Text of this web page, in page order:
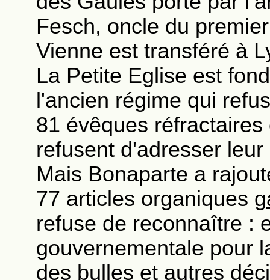
Fesch, oncle du
Vienne est transféré à
La Petite Eglise est
l'ancien régime qui
81 évêques
refusent d'adresser
Mais Bonaparte a
77 articles organiques
refuse de reconnaître :
gouvernementale pour
des bulles et autres